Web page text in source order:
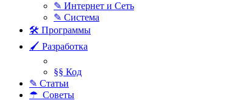
✎ Интернет и Сеть
✎ Система
🛠 Программы
🖌 Разработка
§§ Код
✎ Статьи
☂ Советы